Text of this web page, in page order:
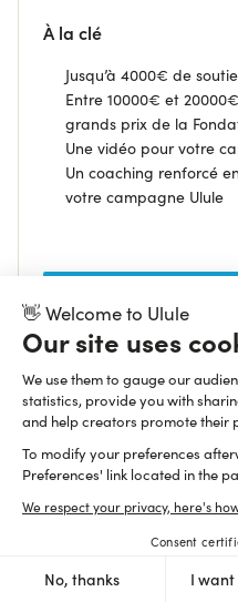
👋 Welcome to Ulule
Our site uses
We use them to gauge our
statistics, provide you with
and help creators promote their
To modify your preferences
Preferences' link located in the
We respect your privacy, here's
Consent
No, thanks I want
À la clé
Jusqu’à 4000€ de
Entre 10000€ et
grands prix de la
Une vidéo pour votre
Un coaching renforcé
votre campagne Ulule
Voir les